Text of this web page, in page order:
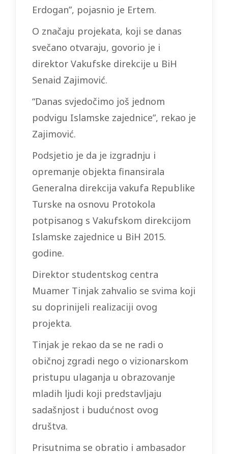
Erdogan”, pojasnio je Ertem.
O značaju projekata, koji se danas
svečano otvaraju, govorio je i
direktor Vakufske direkcije u BiH
Senaid Zajimović.
“Danas svjedočimo još jednom
podvigu Islamske zajednice”, rekao je
Zajimović.
Podsjetio je da je izgradnju i
opremanje objekta finansirala
Generalna direkcija vakufa Republike
Turske na osnovu Protokola
potpisanog s Vakufskom direkcijom
Islamske zajednice u BiH 2015.
godine.
Direktor studentskog centra
Muamer Tinjak zahvalio se svima koji
su doprinijeli realizaciji ovog
projekta.
Tinjak je rekao da se ne radi o
običnoj zgradi nego o vizionarskom
pristupu ulaganja u obrazovanje
mladih ljudi koji predstavljaju
sadašnjost i budućnost ovog
društva.
Prisutnima se obratio i ambasador